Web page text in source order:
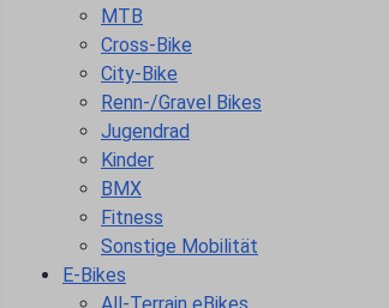
MTB
Cross-Bike
City-Bike
Renn-/Gravel Bikes
Jugendrad
Kinder
BMX
Fitness
Sonstige Mobilität
E-Bikes